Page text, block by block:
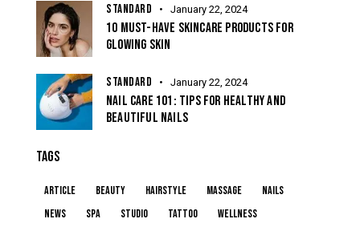
STANDARD January 22, 2024
10 MUST-HAVE SKINCARE PRODUCTS FOR
GLOWING SKIN
STANDARD January 22, 2024
NAIL CARE 101: TIPS FOR HEALTHY AND
BEAUTIFUL NAILS
TAGS
article beauty hairstyle massage
nails
news
spa studio tattoo wellness